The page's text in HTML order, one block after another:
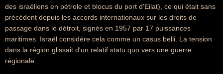
des israéliens en pétrole et blocus du port d'Eilat), ce qui était sans
précédent depuis les accords internationaux sur les droits de
passage dans le détroit, signés en 1957 par 17 puissances
maritimes. Israël considére cela comme un casus belli. La tension
dans la région glissait d'un relatif statu quo vers une guerre
régionale.